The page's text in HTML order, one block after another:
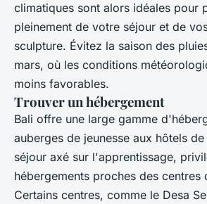
climatiques sont alors idéales pour
pleinement de votre séjour et de
sculpture. Évitez la saison des
mars, où les conditions
moins favorables.
Trouver un hébergement
Bali offre une large gamme
auberges de jeunesse aux hôtels
séjour axé sur l'apprentissage,
hébergements proches des centres
Certains centres, comme le Desa